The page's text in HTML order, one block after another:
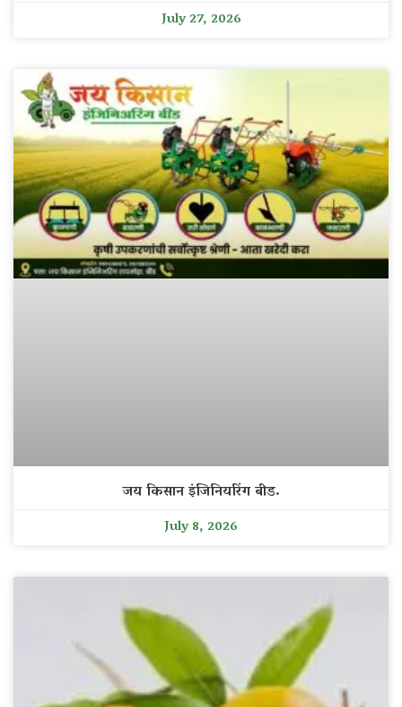
July 27, 2026
जय किसान इंजिनियरिंग बीड.
July 8, 2026